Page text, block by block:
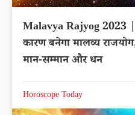
Malavya Rajyog 2023 |
कारण बनेगा मालव्य
मान-सम्मान और धन
Horoscope Today